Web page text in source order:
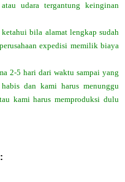
udara tergantung keinginan
bila alamat lengkap sudah
expedisi memilik biaya
2-5 hari dari waktu sampai yang
dan kami harus menunggu
kami harus memproduksi dulu